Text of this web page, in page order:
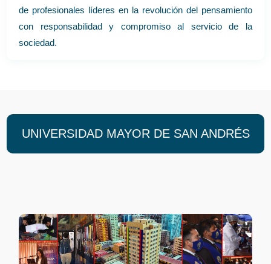
de profesionales líderes en la revolución del pensamiento
con responsabilidad y compromiso al servicio de la
sociedad.
UNIVERSIDAD MAYOR DE SAN ANDRÉS